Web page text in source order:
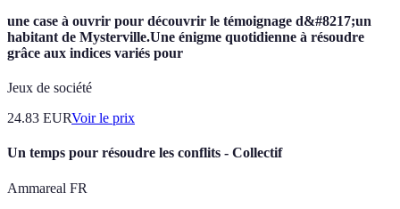
une case à ouvrir pour découvrir le témoignage d&#8217;un
habitant de Mysterville.Une énigme quotidienne à résoudre
grâce aux indices variés pour
Jeux de société
24.83 EURVoir le prix
Un temps pour résoudre les conflits - Collectif
Ammareal FR